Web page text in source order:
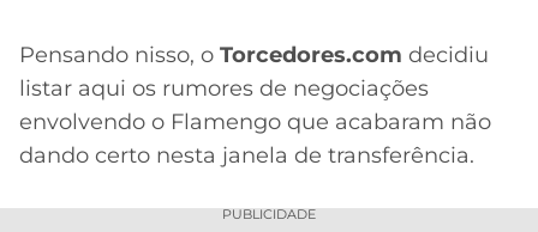
Pensando nisso, o Torcedores.com decidiu
listar aqui os rumores de negociações
envolvendo o Flamengo que acabaram não
dando certo nesta janela de transferência.
PUBLICIDADE